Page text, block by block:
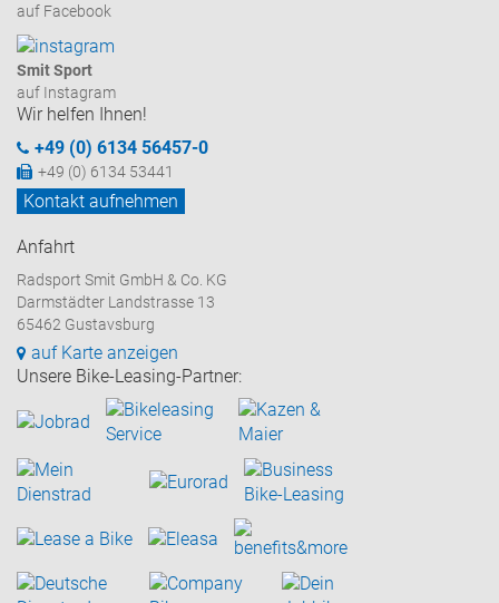
auf Facebook
Smit Sport
auf Instagram
Wir helfen Ihnen!
+49 (0) 6134 56457-0
+49 (0) 6134 53441
Kontakt aufnehmen
Anfahrt
Radsport Smit GmbH & Co. KG
Darmstädter Landstrasse 13
65462 Gustavsburg
auf Karte anzeigen
Unsere Bike-Leasing-Partner: